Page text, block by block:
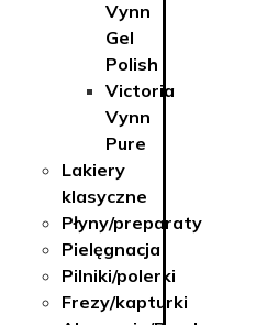
Vynn
Gel
Polish
Victoria
Vynn
Pure
Lakiery
klasyczne
Płyny/preparaty
Pielęgnacja
Pilniki/polerki
Frezy/kapturki